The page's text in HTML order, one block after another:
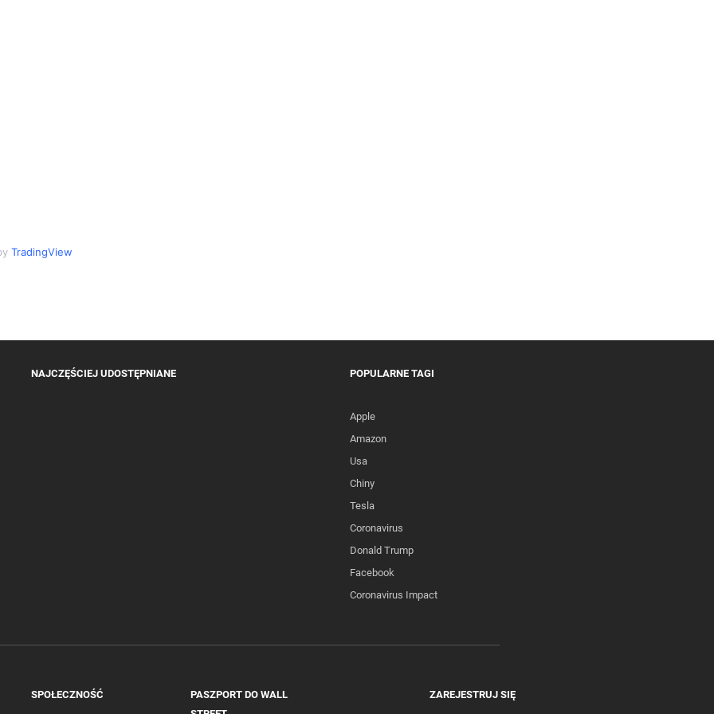
TradingView
NAJCZĘŚCIEJ UDOSTĘPNIANE POPULARNE TAGI
Apple
Amazon
Usa
Chiny
Tesla
Coronavirus
Donald Trump
Facebook
Coronavirus Impact
SPOŁECZNOŚĆ
PASZPORT DO WALL
ZAREJESTRUJ SIĘ